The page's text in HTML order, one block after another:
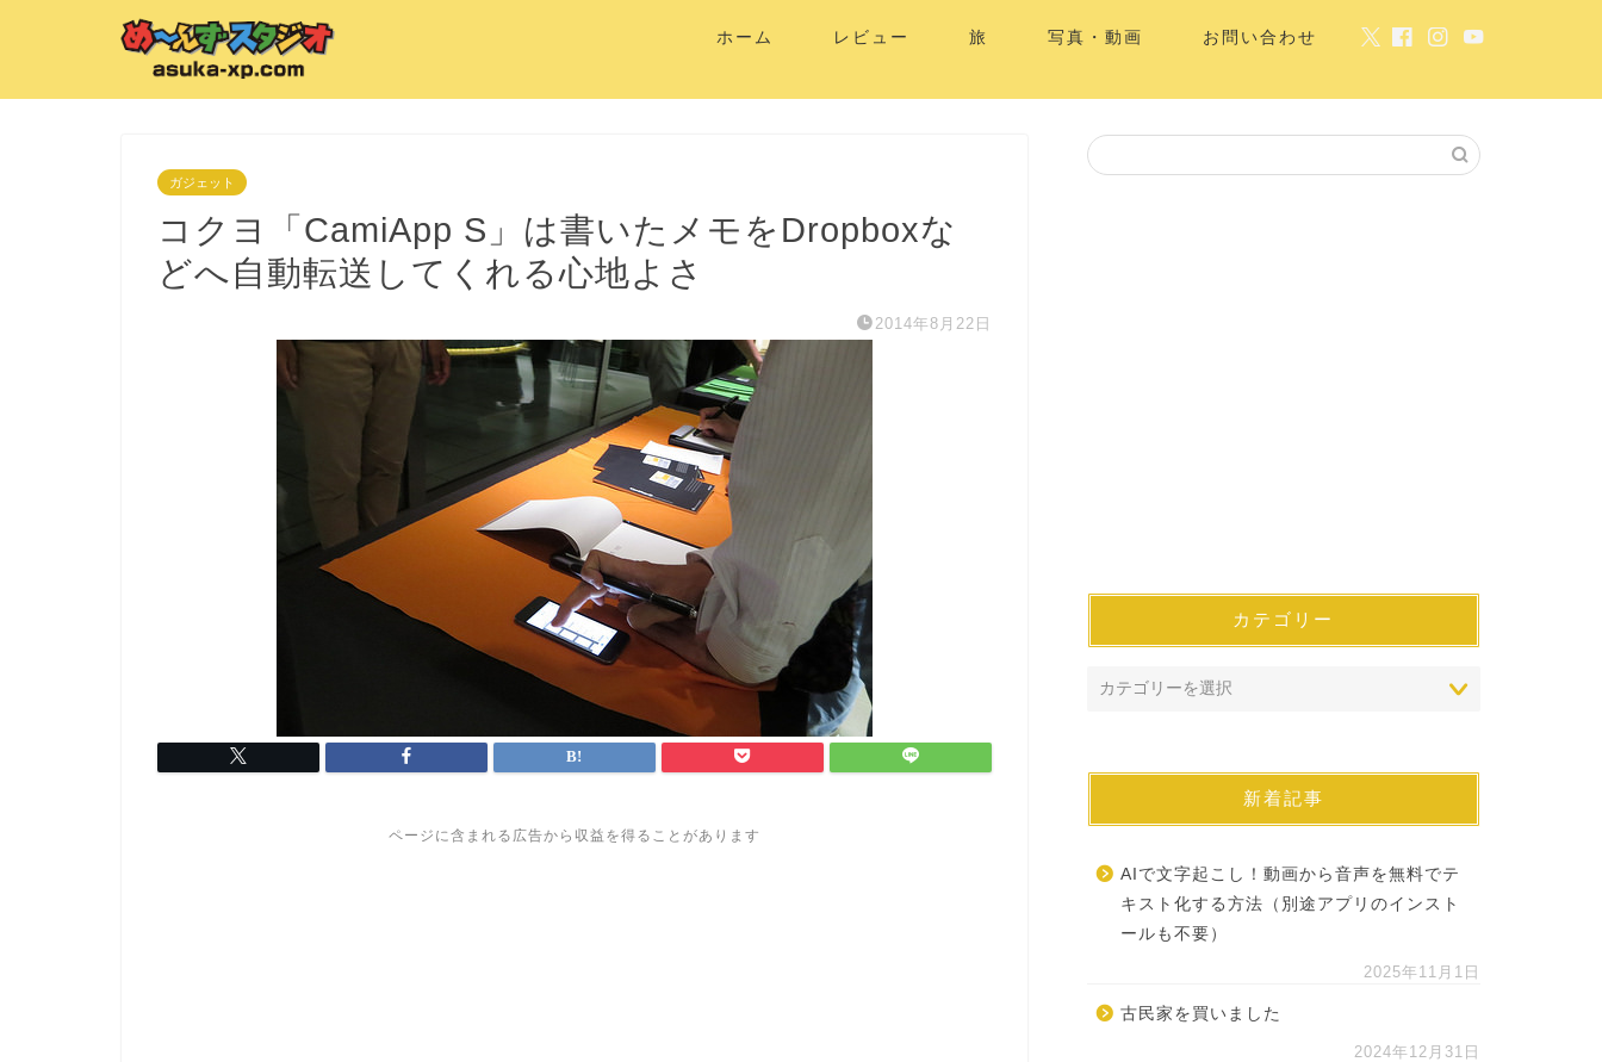
ホーム レビュー 旅 写真・動画 お問い合わせ
ガジェット
コクヨ「CamiApp S」は書いたメモをDropboxな
どへ自動転送してくれる心地よさ
2014年8月22日
ページに含まれる広告から収益を得ることがあります
カテゴリー
新着記事
AIで文字起こし！動画から音声を無料でテ
キスト化する方法（別途アプリのインスト
ールも不要）
2025年11月1日
古民家を買いました
2024年12月31日